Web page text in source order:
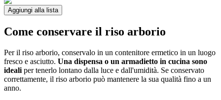
Aggiungi alla lista
Come conservare il riso arborio
Per il riso arborio, conservalo in un contenitore ermetico in un luogo
fresco e asciutto. Una dispensa o un armadietto in cucina sono
ideali per tenerlo lontano dalla luce e dall'umidità. Se conservato
correttamente, il riso arborio può mantenere la sua qualità fino a un
anno.